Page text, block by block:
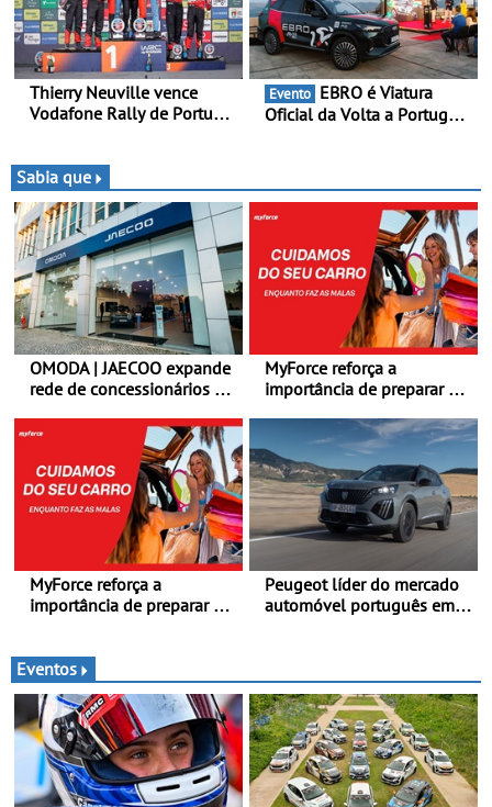
de Portugal
de Portugal
Thierry Neuville vence
Vodafone Rally de Portugal
Evento
Oficial da Volta a Portugal
e leva a sua gama SUV
multi-energia às estradas
Sabia que
OMODA | JAECOO expande
rede de concessionários -
nível nacional continua em
MyForce reforça a
importância de preparar o
verão - Dicas para antes da
viagem de automóvel
MyForce reforça a
importância de preparar o
viagem de automóvel
Peugeot líder do mercado
automóvel português em
Eventos